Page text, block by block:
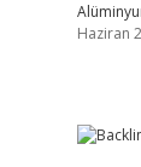
Haziran